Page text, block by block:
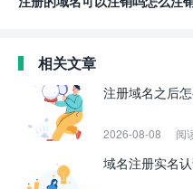
相关文章
注册域名之后
2026-08-08 阅
域名注册实名